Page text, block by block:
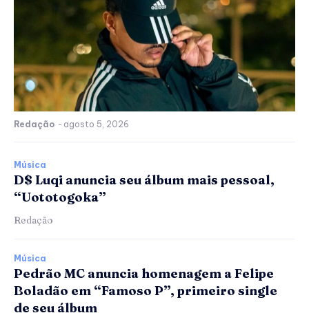
Redação - agosto 5, 2026
Música
D$ Luqi anuncia seu álbum mais pessoal,
“Uototogoka”
Redação
Música
Pedrão MC anuncia homenagem a Felipe
Boladão em “Famoso P”, primeiro single
de seu álbum